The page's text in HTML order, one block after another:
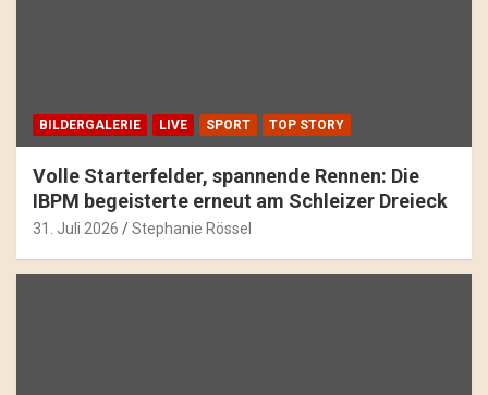
BILDERGALERIE LIVE SPORT TOP STORY
Volle Starterfelder, spannende Rennen: Die
IBPM begeisterte erneut am Schleizer Dreieck
31. Juli 2026 Stephanie Rössel